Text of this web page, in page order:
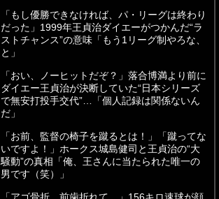
「もし優勝できなければ、パ・リーグは終わり
だった」1999年王貞治ダイエーがつかんだ“ラ
ストチャンス”の意味「もう1リーグ制やろな、
と」
「おい、ノーヒットだぞ？」落合博満より前に
ダイエー王貞治が決断していた“日本シリーズ
で無安打投手交代”…「個人記録は関係ないん
だ」
「お前、監督の椅子を蹴るとは！」「蹴ってな
いですよ！」ホークス城島健司と王貞治の“大
騒動”の真相「俺、王さんに当たられた唯一の
男です（笑）」